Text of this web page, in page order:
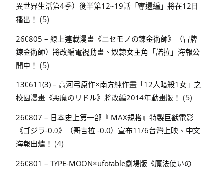
異世界生活第4季）後半第12~19話「奪還編」將在12日
播出！ (5)
260805 – 線上連載漫畫《ニセモノの錬金術師》（冒牌
鍊金術師）將改編電視動畫、奴隸女主角「諾拉」海報公
開中！ (5)
130611(3) – 高河弓原作×南方純作畫「12人暗殺1女」之
校園漫畫《悪魔のリドル》將改編2014年動畫版！ (5)
260807 – 日本史上第一部『IMAX規格』特製巨獸電影
《ゴジラ-0.0》（哥吉拉 -0.0）宣布11/6台灣上映、中文
海報出爐！ (4)
260801 – TYPE-MOON×ufotable劇場版《魔法使いの